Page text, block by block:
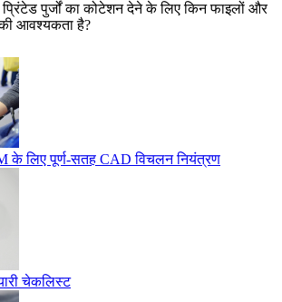
पुर्जों का कोटेशन देने के लिए किन फाइलों और
आवश्यकता है?
के लिए पूर्ण-सतह CAD विचलन नियंत्रण
चेकलिस्ट